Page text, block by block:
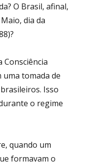
O Brasil, afinal,
dia da
Consciência
uma tomada de
Isso
o regime
quando um
formavam o